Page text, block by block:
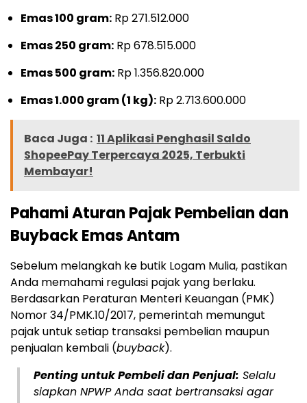
Emas 100 gram: Rp 271.512.000
Emas 250 gram: Rp 678.515.000
Emas 500 gram: Rp 1.356.820.000
Emas 1.000 gram (1 kg): Rp 2.713.600.000
Baca Juga : 11 Aplikasi Penghasil Saldo
ShopeePay Terpercaya 2025, Terbukti
Membayar!
Pahami Aturan Pajak Pembelian dan
Buyback Emas Antam
Sebelum melangkah ke butik Logam Mulia, pastikan
Anda memahami regulasi pajak yang berlaku.
Berdasarkan Peraturan Menteri Keuangan (PMK)
Nomor 34/PMK.10/2017, pemerintah memungut
pajak untuk setiap transaksi pembelian maupun
penjualan kembali (buyback).
Penting untuk Pembeli dan Penjual: Selalu
siapkan NPWP Anda saat bertransaksi agar